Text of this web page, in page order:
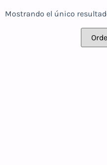
Mostrando el único